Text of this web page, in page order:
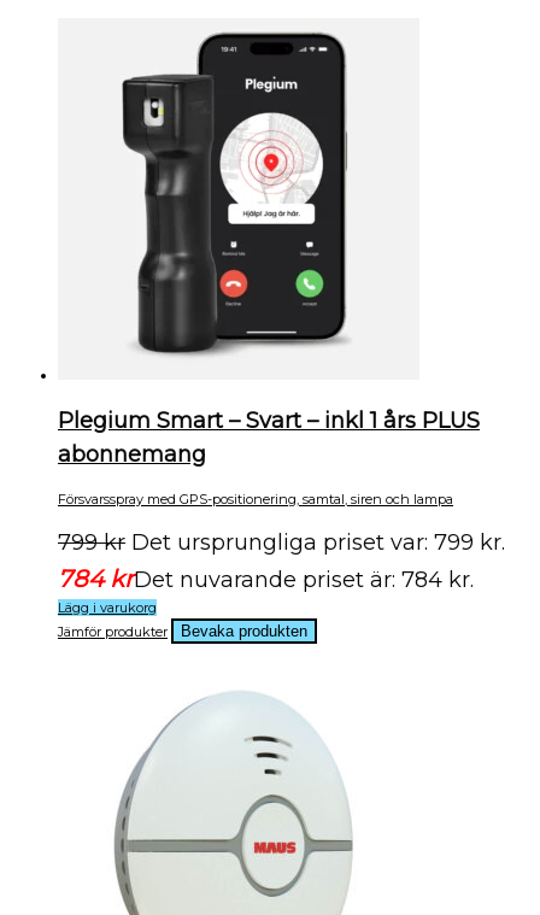
Plegium Smart – Svart – inkl 1 års PLUS
abonnemang
Försvarsspray med GPS-positionering, samtal, siren och lampa
799kr Det ursprungliga priset var: 799 kr.
784 krDet nuvarande priset är: 784 kr.
Lägg i varukorg
Jämför produkter